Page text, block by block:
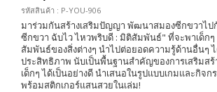
รหัสสินค้า : P-YOU-906
มาร่วมกันสร้างเสริมปัญญา พัฒนาสมองซีกขวาไป
ซีกขวา ฉับไว ไหวพริบดี : มิติสัมพันธ์" ที่จะพาเด็ก
สัมพันธ์ของสิ่งต่างๆ นำไปต่อยอดความรู้ด้านอื่นๆ
ประสิทธิภาพ นับเป็นพื้นฐานสำคัญของการเสริมส
เด็กๆ ได้เป็นอย่างดี นำเสนอในรูปแบบเกมและกิจ
พร้อมสติกเกอร์แสนสวยในเล่ม!